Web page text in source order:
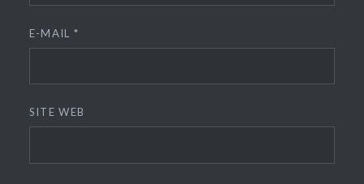
E-MAIL *
SITE WEB